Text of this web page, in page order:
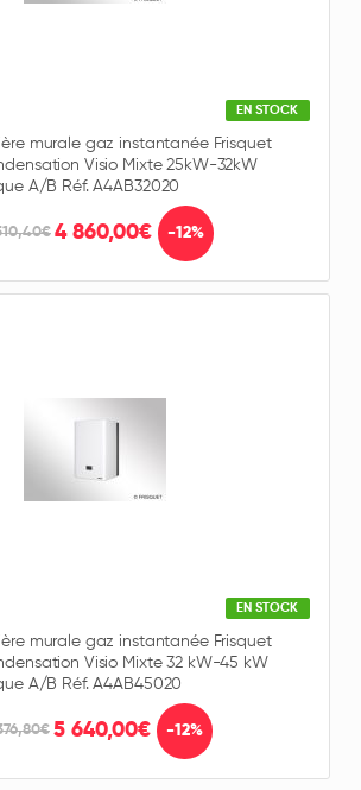
EN STOCK
murale gaz instantanée Frisquet
Visio Mixte 25kW-32kW
A/B Réf. A4AB32020
4 860,00€ -12%
EN STOCK
murale gaz instantanée Frisquet
Visio Mixte 32 kW-45 kW
A/B Réf. A4AB45020
5 640,00€ -12%